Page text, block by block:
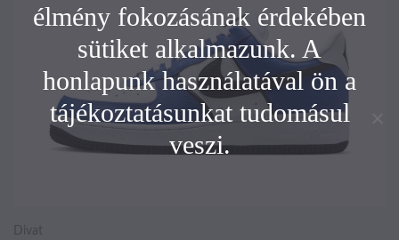
Divat
élmény fokozásának érdekében
sütiket alkalmazunk. A
honlapunk használatával ön a
tájékoztatásunkat tudomásul
veszi.